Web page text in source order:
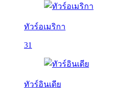
ทัวร์อเมริกา
31
ทัวร์อินเดีย